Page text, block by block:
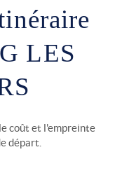
LES
coût et l'empreinte
départ.